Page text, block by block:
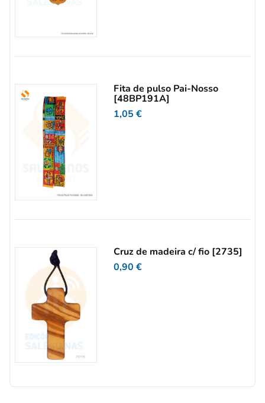
Fita de pulso Pai-Nosso
[48BP191A]
1,05€
Cruz de madeira c/ fio [2735]
0,90€